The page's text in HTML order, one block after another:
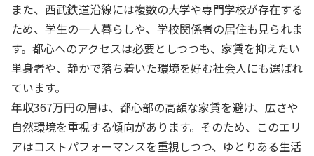
また、西武鉄道沿線には複数の大学や専門学校が存在する
ため、学生の一人暮らしや、学校関係者の居住も見られま
す。都心へのアクセスは必要としつつも、家賃を抑えたい
単身者や、静かで落ち着いた環境を好む社会人にも選ばれ
ています。
年収367万円の層は、都心部の高額な家賃を避け、広さや
自然環境を重視する傾向があります。そのため、このエリ
アはコストパフォーマンスを重視しつつ、ゆとりある生活